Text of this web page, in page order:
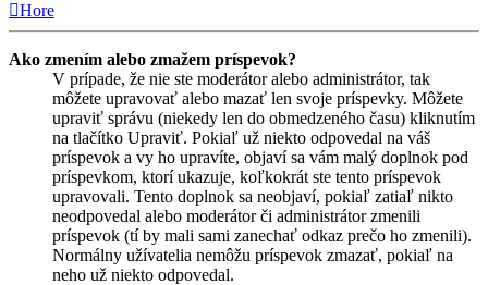
Hore
Ako zmením alebo zmažem príspevok?
V prípade, že nie ste moderátor alebo administrátor, tak
môžete upravovať alebo mazať len svoje príspevky. Môžete
upraviť správu (niekedy len do obmedzeného času) kliknutím
na tlačítko Upraviť. Pokiaľ už niekto odpovedal na váš
príspevok a vy ho upravíte, objaví sa vám malý doplnok pod
príspevkom, ktorí ukazuje, koľkokrát ste tento príspevok
upravovali. Tento doplnok sa neobjaví, pokiaľ zatiaľ nikto
neodpovedal alebo moderátor či administrátor zmenili
príspevok (tí by mali sami zanechať odkaz prečo ho zmenili).
Normálny užívatelia nemôžu príspevok zmazať, pokiaľ na
neho už niekto odpovedal.